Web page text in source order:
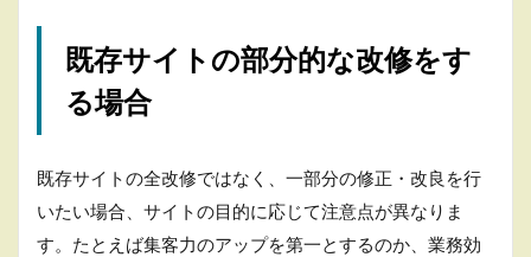
ワー
ドを
配置
する
CTA
化す
る
既存サイトの部分的な改修をす
る場合
既存サイトの全改修ではなく、一部分の修正・改良を行
いたい場合、サイトの目的に応じて注意点が異なりま
す。たとえば集客力のアップを第一とするのか、業務効